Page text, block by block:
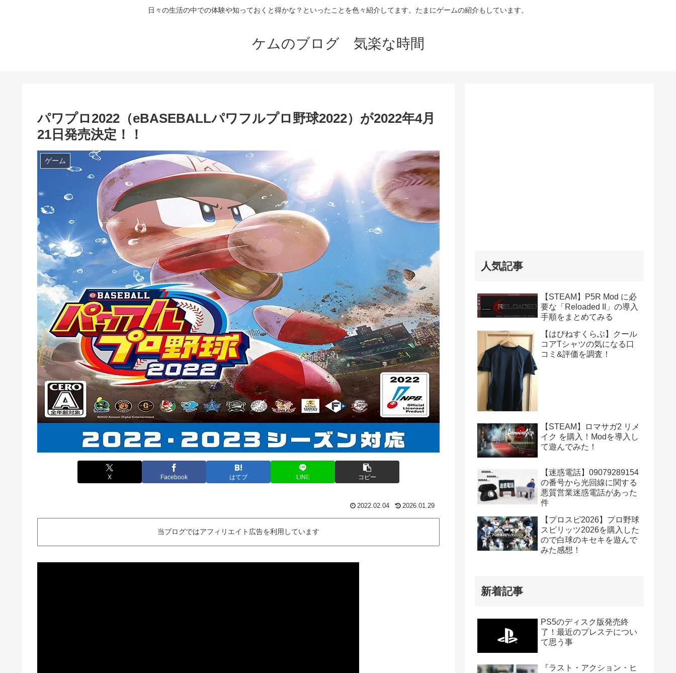
日々の生活の中での体験や知っておくと得かな？といったことを色々紹介してます。たまにゲームの紹介もしています。
ケムのブログ 気楽な時間
パワプロ2022（eBASEBALLパワフルプロ野球2022）が2022年4月
21日発売決定！！
ゲーム
X Facebook はてブ LINE コピー
2022.02.04 2026.01.29
当ブログではアフィリエイト広告を利用しています
人気記事
【STEAM】P5R Mod に必
要な「Reloaded II」の導入
手順をまとめてみる
【はぴねすくらぶ】クール
コアTシャツの気になる口
コミ&評価を調査！
【STEAM】ロマサガ2 リメ
イク を購入！Modを導入し
て遊んでみた！
【迷惑電話】09079289154
の番号から光回線に関する
悪質営業迷惑電話があった
件
【プロスピ2026】プロ野球
スピリッツ2026を購入した
ので白球のキセキを遊んで
みた感想！
新着記事
PS5のディスク版発売終
了！最近のプレステについ
て思う事
『ラスト・アクション・ヒ